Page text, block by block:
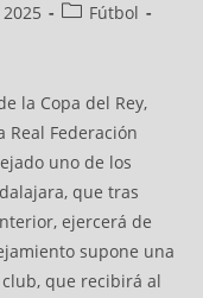
Fútbol
la Copa del Rey,
Real Federación
uno de los
que tras
ejercerá de
supone una
que recibirá al